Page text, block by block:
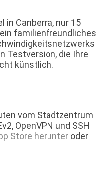
in Canberra, nur 15
familienfreundliches
Testversion, die Ihre
künstlich.
vom Stadtzentrum
OpenVPN und SSH
Store herunter oder